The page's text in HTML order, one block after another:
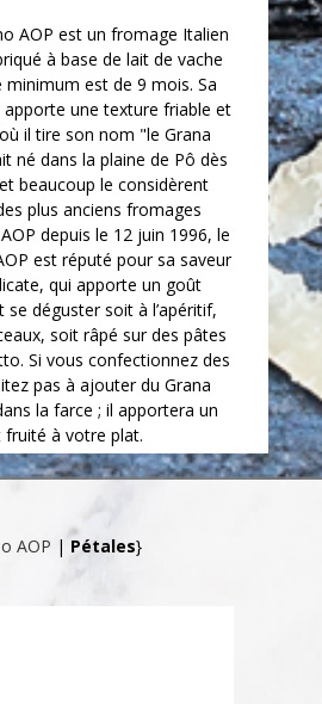
AOP est un fromage Italien
à base de lait de vache
minimum est de 9 mois. Sa
apporte une texture friable et
il tire son nom "le Grana
né dans la plaine de Pô dès
beaucoup le considèrent
plus anciens fromages
depuis le 12 juin 1996, le
est réputé pour sa saveur
qui apporte un goût
se déguster soit à l’apéritif,
soit râpé sur des pâtes
Si vous confectionnez des
pas à ajouter du Grana
la farce ; il apportera un
fruité à votre plat.
AOP | Pétales}